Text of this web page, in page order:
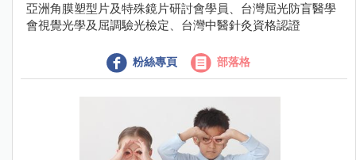
亞洲⾓膜塑型片及特殊鏡片研討會學員、台灣屈光防盲醫學
會視覺光學及屈調驗光檢定、台灣中醫針灸資格認證
粉絲專頁 部落格